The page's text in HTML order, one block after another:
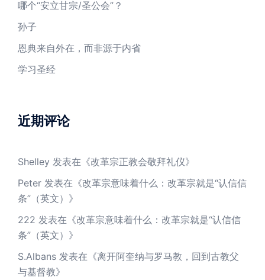
哪个“安立甘宗/圣公会”？
孙子
恩典来自外在，而非源于内省
学习圣经
近期评论
Shelley 发表在《改革宗正教会敬拜礼仪》
Peter 发表在《改革宗意味着什么：改革宗就是“认信信
条”（英文） 》
222 发表在《改革宗意味着什么：改革宗就是“认信信
条”（英文） 》
S.Albans 发表在《离开阿奎纳与罗马教，回到古教父
与基督教》